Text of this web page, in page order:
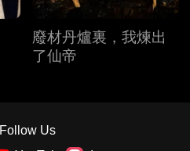
廢材丹爐裏，我煉出
了仙帝
Follow Us